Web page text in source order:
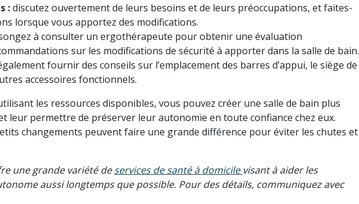
:discutez ouvertement de leurs besoins et de leurs préoccupations, et faites-
lorsque vous apportez des modifications.
à consulter un ergothérapeute pour obtenir une évaluation
sur les modifications de sécurité à apporter dans la salle de bain.
fournir des conseils sur l’emplacement des barres d’appui, le siège de
accessoires fonctionnels.
les ressources disponibles, vous pouvez créer une salle de bain plus
leur permettre de préserver leur autonomie en toute confiance chez eux.
changements peuvent faire une grande différence pour éviter les chutes et
une grande variété deservices de santé à domicile visant à aider les
aussi longtemps que possible. Pour des détails, communiquez avec